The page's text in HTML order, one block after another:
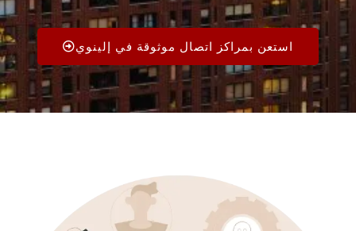
استعن بمراكز اتصال موثوقة في إلينوي